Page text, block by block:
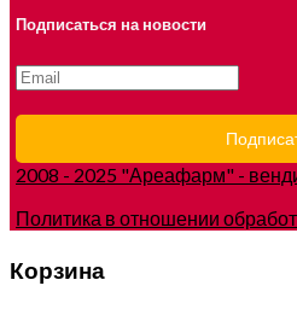
Подписаться на новости
2008 - 2025 "Ареафарм" -
Политика в отношении
Корзина